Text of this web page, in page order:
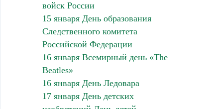
войск России
15 января День образования
Следственного комитета
Российской Федерации
16 января Всемирный день «The
Beatles»
16 января День Ледовара
17 января День детских